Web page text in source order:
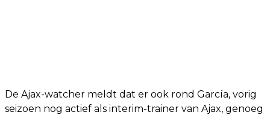
De Ajax-watcher meldt dat er ook rond García, vorig
seizoen nog actief als interim-trainer van Ajax, genoeg